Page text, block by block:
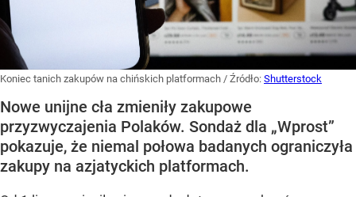
Koniec tanich zakupów na chińskich platformach / Źródło: Shutterstock
Nowe unijne cła zmieniły zakupowe
przyzwyczajenia Polaków. Sondaż dla „Wprost”
pokazuje, że niemal połowa badanych ograniczyła
zakupy na azjatyckich platformach.